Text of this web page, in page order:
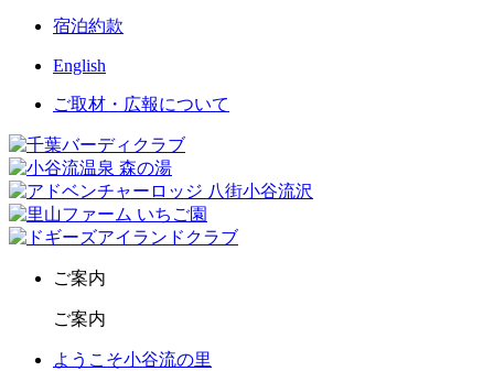
宿泊約款
English
ご取材・広報について
ご案内
ご案内
ようこそ小谷流の里